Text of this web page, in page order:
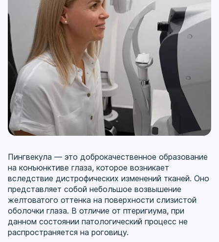
Пингвекула — это доброкачественное образование
на конъюнктиве глаза, которое возникает
вследствие дистрофических изменений тканей. Оно
представляет собой небольшое возвышение
желтоватого оттенка на поверхности слизистой
оболочки глаза. В отличие от птеригиума, при
данном состоянии патологический процесс не
распространяется на роговицу.